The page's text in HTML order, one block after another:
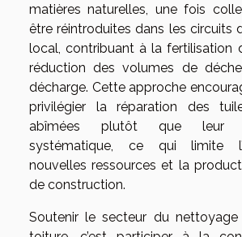
matières naturelles, une fois
être réintroduites dans les circuits
local, contribuant à la fertilisation
réduction des volumes de
décharge. Cette approche
privilégier la réparation des
abîmées plutôt que leur
systématique, ce qui limite
nouvelles ressources et la
de construction.
Soutenir le secteur du